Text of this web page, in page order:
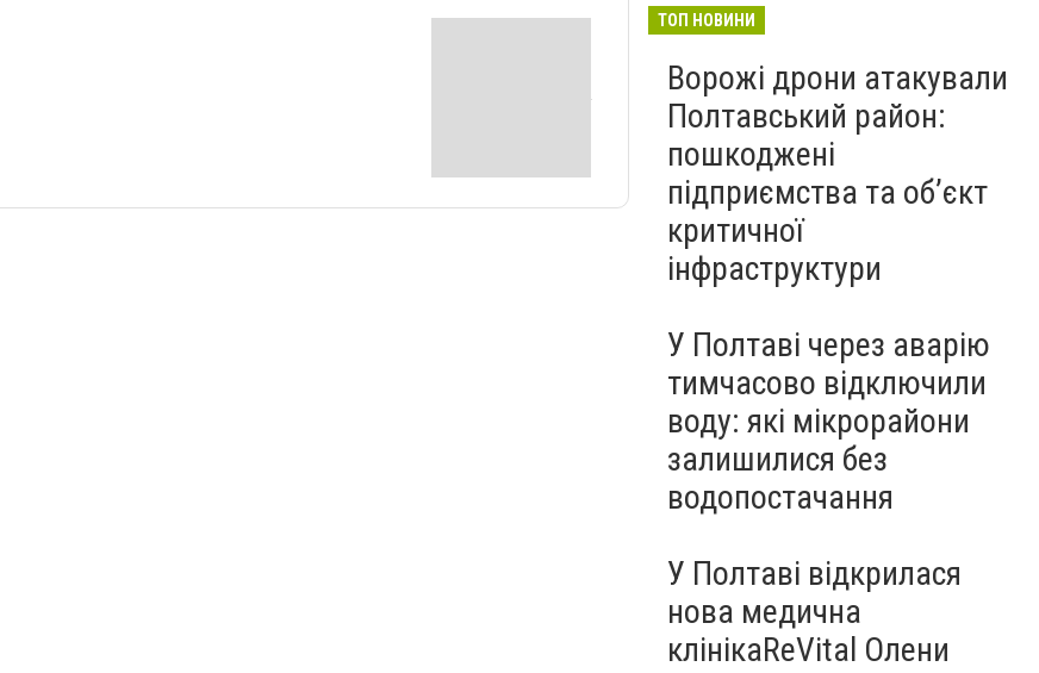
ТОП НОВИНИ
Ворожі дрони атакували
Полтавський район:
пошкоджені
підприємства та об’єкт
критичної
інфраструктури
У Полтаві через аварію
тимчасово відключили
воду: які мікрорайони
залишилися без
водопостачання
У Полтаві відкрилася
нова медична
клінікаReVital Олени